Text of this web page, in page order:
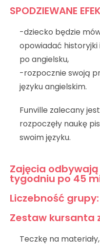
SPODZIEWANE
-dziecko będzie
opowiadać
po angielsku,
-rozpocznie swoją
języku angielskim.
Funville zalecany
rozpoczęły naukę
swoim języku.
Zajęcia
tygodniu po 45
Liczebność
Zestaw kursanta
Teczkę na